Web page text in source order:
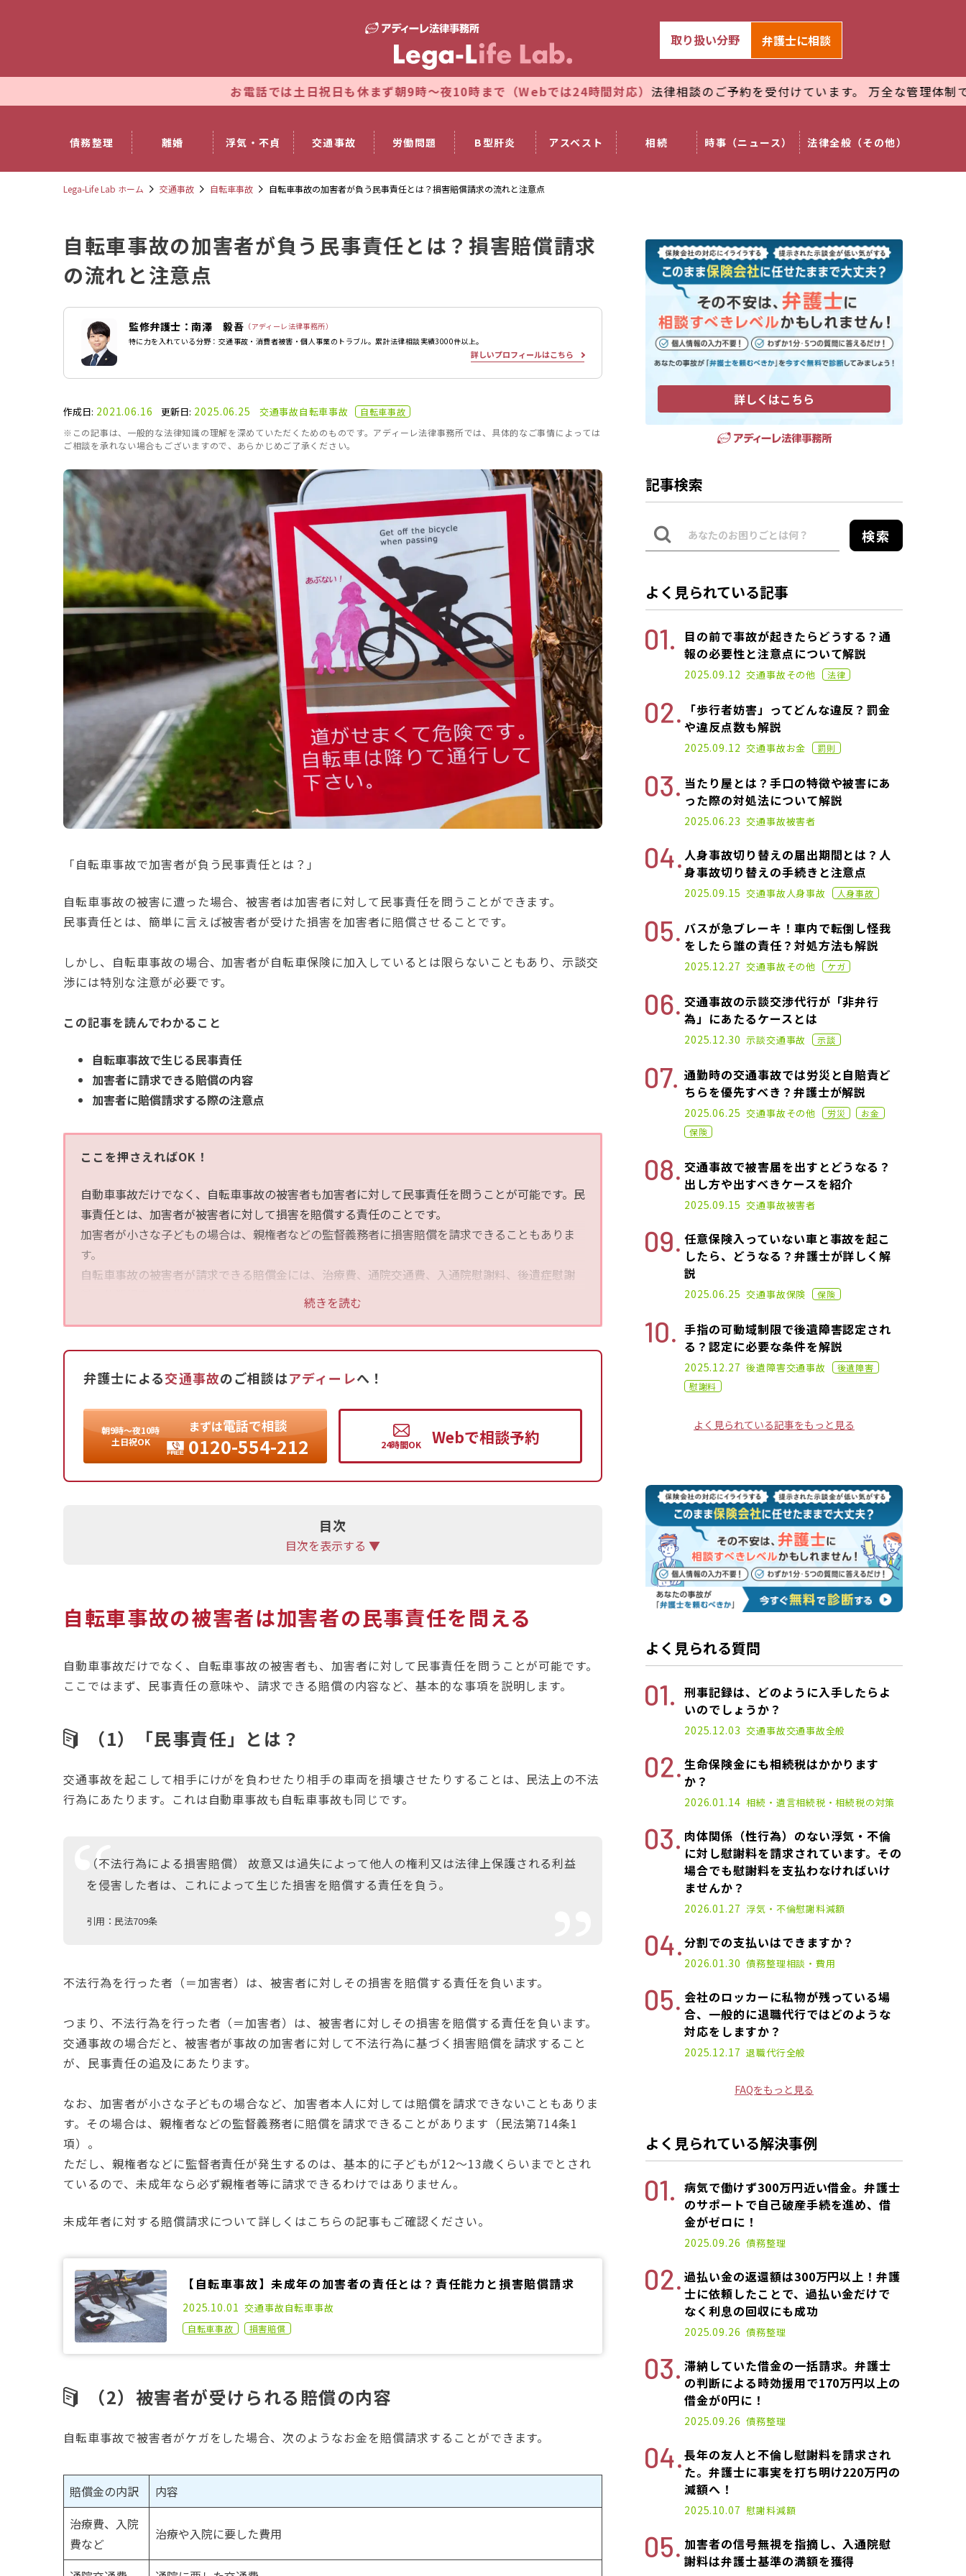
お電話では土日祝日も休まず朝9時～夜10時まで（Webでは24時間対応）法律相談のご予約を受付けています。 万全な管理体制でプライバシー
債務整理 離婚 浮気・不貞 交通事故 労働問題 B型肝炎 アスベスト 相続 時事（ニュース） 法律全般（その他）
取り扱い分野 弁護士に相談
Lega-Life Lab ホーム 交通事故 自転車事故 自転車事故の加害者が負う民事責任とは？損害賠償請求の流れと注意点
自転車事故の加害者が負う民事責任とは？損害賠償請求
の流れと注意点
監修弁護士：南澤 毅吾 （アディーレ法律事務所）
特に力を入れている分野：交通事故・消費者被害・個人事業のトラブル。累計法律相談実績3000件以上。
詳しいプロフィールはこちら
作成日: 2021.06.16 更新日: 2025.06.25 交通事故自転車事故
自転車事故
※この記事は、一般的な法律知識の理解を深めていただくためのものです。アディーレ法律事務所では、具体的なご事情によっては
ご相談を承れない場合もございますので、あらかじめご了承ください。
「自転車事故で加害者が負う民事責任とは？」
自転車事故の被害に遭った場合、被害者は加害者に対して民事責任を問うことができます。
民事責任とは、簡単に言えば被害者が受けた損害を加害者に賠償させることです。
しかし、自転車事故の場合、加害者が自転車保険に加入しているとは限らないこともあり、示談交
渉には特別な注意が必要です。
この記事を読んでわかること
自転車事故で生じる民事責任
加害者に請求できる賠償の内容
加害者に賠償請求する際の注意点
ここを押さえればOK！
自動車事故だけでなく、自転車事故の被害者も加害者に対して民事責任を問うことが可能です。民
事責任とは、加害者が被害者に対して損害を賠償する責任のことです。
加害者が小さな子どもの場合は、親権者などの監督義務者に損害賠償を請求できることもありま
す。
自転車事故の被害者が請求できる賠償金には、治療費、通院交通費、入通院慰謝料、後遺症慰謝
示談が成立しない場合は、裁判などの手続が必要になるでしょう。
自転車事故では、保険未加入のため加害者が十分な賠償金を支払えない可能性があります。
できる場合もあります。
ただし、過失割合については自動車事故ほど類型化されておらず、争いが生じやすいといえるで
続きを読む
弁護士による交通事故のご相談はアディーレへ！
朝9時〜夜10時
土日祝OK
まずは電話で相談
0120-554-212 Webで相談予約
目次
目次を表示する ▼
自転車事故の被害者は加害者の民事責任を問える
自動車事故だけでなく、自転車事故の被害者も、加害者に対して民事責任を問うことが可能です。
ここではまず、民事責任の意味や、請求できる賠償の内容など、基本的な事項を説明します。
（1） 「民事責任」とは？
交通事故を起こして相手にけがを負わせたり相手の車両を損壊させたりすることは、民法上の不法
行為にあたります。これは自動車事故も自転車事故も同じです。
（不法行為による損害賠償） 故意又は過失によって他人の権利又は法律上保護される利益
を侵害した者は、これによって生じた損害を賠償する責任を負う。
引用：民法709条
不法行為を行った者（＝加害者）は、被害者に対しその損害を賠償する責任を負います。
つまり、不法行為を行った者（＝加害者）は、被害者に対しその損害を賠償する責任を負います。
交通事故の場合だと、被害者が事故の加害者に対して不法行為に基づく損害賠償を請求すること
が、民事責任の追及にあたります。
なお、加害者が小さな子どもの場合など、加害者本人に対しては賠償を請求できないこともありま
す。その場合は、親権者などの監督義務者に賠償を請求できることがあります（民法第714条1
項）。
ただし、親権者などに監督者責任が発生するのは、基本的に子どもが12～13歳くらいまでとされ
ているので、未成年なら必ず親権者等に請求できるわけではありません。
未成年者に対する賠償請求について詳しくはこちらの記事もご確認ください。
【自転車事故】未成年の加害者の責任とは？責任能力と損害賠償請求
2021.04.21
2025.10.01 交通事故自転車事故
自転車事故 損害賠償
（2）被害者が受けられる賠償の内容
自転車事故で被害者がケガをした場合、次のようなお金を賠償請求することができます。
賠償金の内訳
内容
治療費、入院
費など
治療や入院に要した費用
詳しくはこちら
記事検索
検索
よく見られている記事
目の前で事故が起きたらどうする？通
報の必要性と注意点について解説
2021.02.26
2025.09.12 交通事故その他 法律
「歩行者妨害」ってどんな違反？罰金
や違反点数も解説
2021.01.25
2025.09.12 交通事故お金 罰則
当たり屋とは？手口の特徴や被害にあ
った際の対処法について解説
2021.01.14
2025.06.23 交通事故被害者
人身事故切り替えの届出期間とは？人
身事故切り替えの手続きと注意点
2021.06.02
2025.09.15 交通事故人身事故 人身事故
バスが急ブレーキ！車内で転倒し怪我
をしたら誰の責任？対処方法も解説
2020.11.02
2025.12.27 交通事故その他 ケガ
交通事故の示談交渉代行が「非弁行
為」にあたるケースとは
2021.06.09
2025.12.30 示談交通事故 示談
通勤時の交通事故では労災と自賠責ど
ちらを優先すべき？弁護士が解説
2021.02.17
2025.06.25 交通事故その他 労災
お金
保険
交通事故で被害届を出すとどうなる？
出し方や出すべきケースを紹介
2025.05.27
2025.09.15 交通事故被害者
任意保険入っていない車と事故を起こ
したら、どうなる？弁護士が詳しく解
説
2021.03.11
2025.06.25 交通事故保険 保険
手指の可動域制限で後遺障害認定され
る？認定に必要な条件を解説
2021.03.11
2025.12.27 後遺障害交通事故
後遺障害
慰謝料
よく見られている記事をもっと見る
よく見られる質問
刑事記録は、どのように入手したらよ
いのでしょうか？
2025.12.03 交通事故交通事故全般
生命保険金にも相続税はかかります
か？
2026.01.14 相続・遺言相続税・相続税の対策
肉体関係（性行為）のない浮気・不倫
に対し慰謝料を請求されています。その
場合でも慰謝料を支払わなければいけ
ませんか？
2026.01.27 浮気・不倫慰謝料減額
分割での支払いはできますか？
2026.01.30 債務整理相談・費用
会社のロッカーに私物が残っている場
合、一般的に退職代行ではどのような
対応をしますか？
2025.12.17 退職代行全般
FAQをもっと見る
よく見られている解決事例
病気で働けず300万円近い借金。弁護士
のサポートで自己破産手続を進め、借
金がゼロに！
2025.09.26 債務整理
過払い金の返還額は300万円以上！弁護
士に依頼したことで、過払い金だけで
なく利息の回収にも成功
2025.09.26 債務整理
滞納していた借金の一括請求。弁護士
の判断による時効援用で170万円以上の
借金が0円に！
2025.09.26 債務整理
長年の友人と不倫し慰謝料を請求され
た。弁護士に事実を打ち明け220万円の
減額へ！
2025.10.07 慰謝料減額
加害者の信号無視を指摘し、入通院慰
謝料は弁護士基準の満額を獲得